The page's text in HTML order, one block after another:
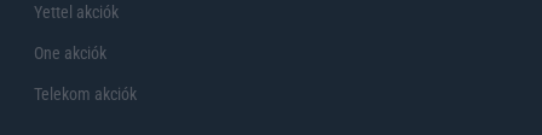
Yettel akciók
One akciók
Telekom akciók